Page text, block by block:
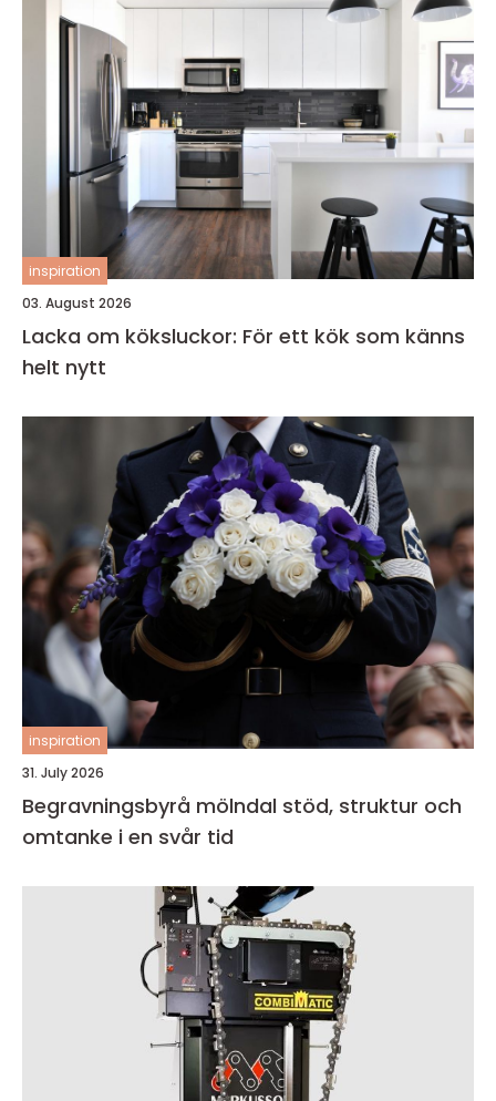
inspiration
03. August 2026
Lacka om köksluckor: För ett kök som känns
helt nytt
inspiration
31. July 2026
Begravningsbyrå mölndal stöd, struktur och
omtanke i en svår tid